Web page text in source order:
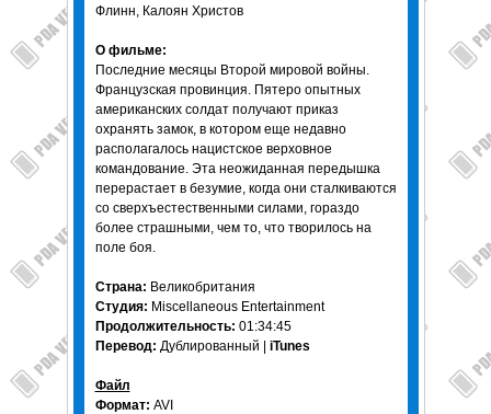
Флинн, Калоян Христов
О фильме:
Последние месяцы Второй мировой войны.
Французская провинция. Пятеро опытных
американских солдат получают приказ
охранять замок, в котором еще недавно
располагалось нацистское верховное
командование. Эта неожиданная передышка
перерастает в безумие, когда они сталкиваются
со сверхъестественными силами, гораздо
более страшными, чем то, что творилось на
поле боя.
Страна: Великобритания
Студия: Miscellaneous Entertainment
Продолжительность: 01:34:45
Перевод: Дублированный | iTunes
Файл
Формат: AVI